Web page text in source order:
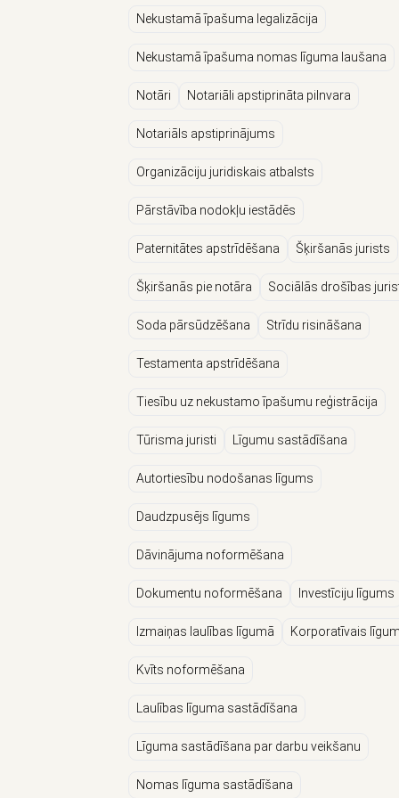
Nekustamā īpašuma legalizācija
Nekustamā īpašuma nomas līguma laušana
Notāri Notariāli apstiprināta pilnvara
Notariāls apstiprinājums
Organizāciju juridiskais atbalsts
Pārstāvība nodokļu iestādēs
Paternitātes apstrīdēšana Šķiršanās jurists
Šķiršanās pie notāra Sociālās drošības
Soda pārsūdzēšana Strīdu risināšana
Testamenta apstrīdēšana
Tiesību uz nekustamo īpašumu reģistrācija
Tūrisma juristi Līgumu sastādīšana
Autortiesību nodošanas līgums
Daudzpusējs līgums
Dāvinājuma noformēšana
Dokumentu noformēšana Investīciju līgums
Izmaiņas laulības līgumā Korporatīvais
Kvīts noformēšana
Laulības līguma sastādīšana
Līguma sastādīšana par darbu veikšanu
Nomas līguma sastādīšana